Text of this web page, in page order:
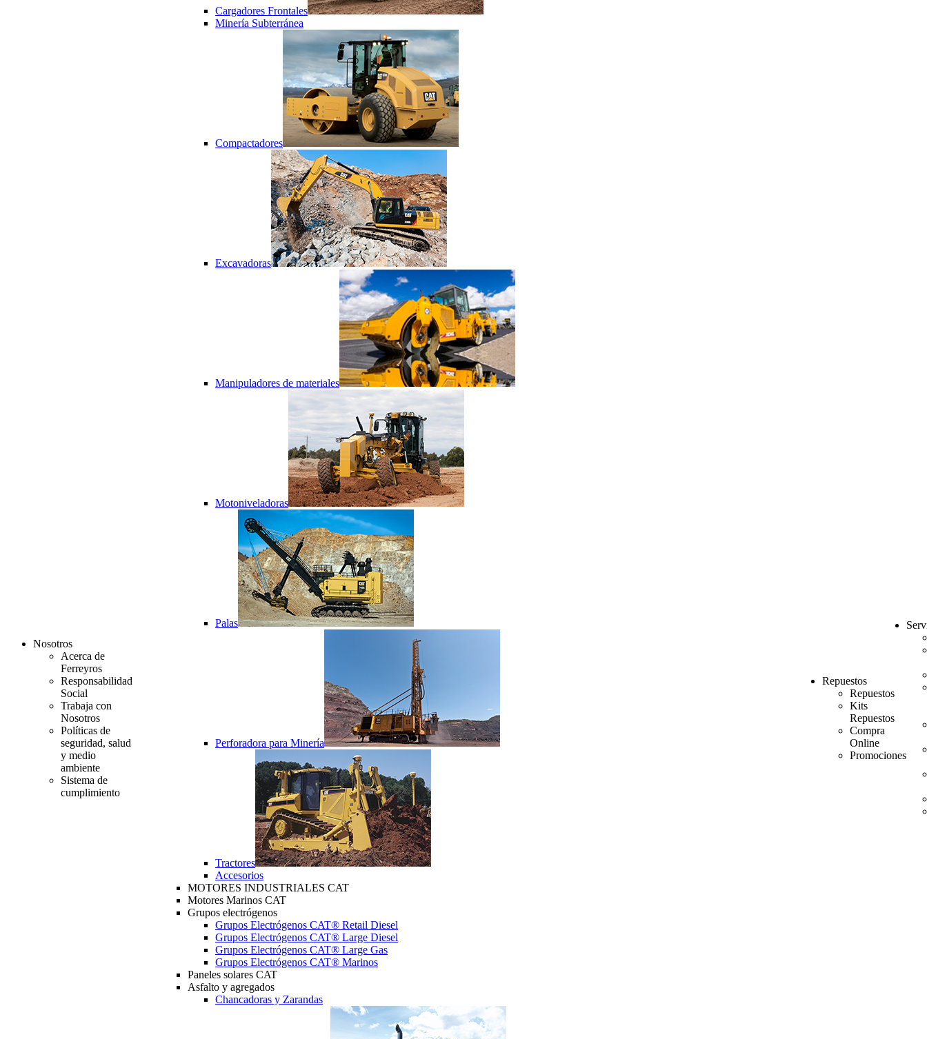
Nosotros
Acerca de
Ferreyros
Responsabilidad
Social
Trabaja con
Nosotros
Políticas de
seguridad, salud
y medio
ambiente
Sistema de
cumplimiento
Cargadores Frontales
Minería Subterránea
Compactadores
Excavadoras
Manipuladores de materiales
Motoniveladoras
Palas
Perforadora para Minería
Tractores
Accesorios
MOTORES INDUSTRIALES CAT
Motores Marinos CAT
Grupos electrógenos
Grupos Electrógenos CAT® Retail Diesel
Grupos Electrógenos CAT® Large Diesel
Grupos Electrógenos CAT® Large Gas
Grupos Electrógenos CAT® Marinos
Paneles solares CAT
Asfalto y agregados
Chancadoras y Zarandas
Repuestos
Repuestos
Kits
Repuestos
Compra
Online
Promociones